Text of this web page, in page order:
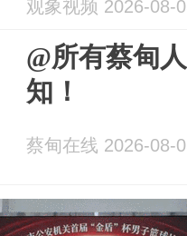
观象视频 2026-08-
@所有蔡甸
知！
蔡甸在线 2026-08-